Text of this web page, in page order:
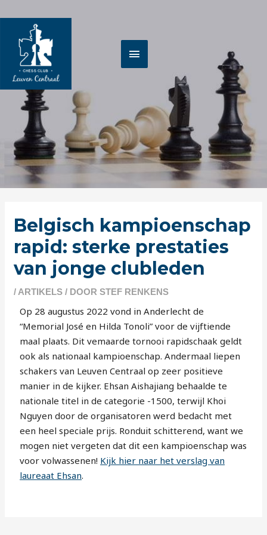
naar
inhoud
Belgisch kampioenschap
rapid: sterke prestaties
van jonge clubleden
/ ARTIKELS / DOORSTEF RENKENS
Op 28 augustus 2022 vond in Anderlecht de
“Memorial José en Hilda Tonoli” voor de vijftiende
maal plaats. Dit vemaarde tornooi rapidschaak geldt
ook als nationaal kampioenschap. Andermaal liepen
schakers van Leuven Centraal op zeer positieve
manier in de kijker. Ehsan Aishajiang behaalde te
nationale titel in de categorie -1500, terwijl Khoi
Nguyen door de organisatoren werd bedacht met
een heel speciale prijs. Ronduit schitterend, want we
mogen niet vergeten dat dit een kampioenschap was
voor volwassenen! Kijk hier naar het verslag van
laureaat Ehsan.